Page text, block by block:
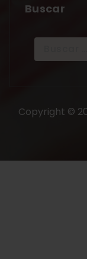
Buscar
Copyright ©